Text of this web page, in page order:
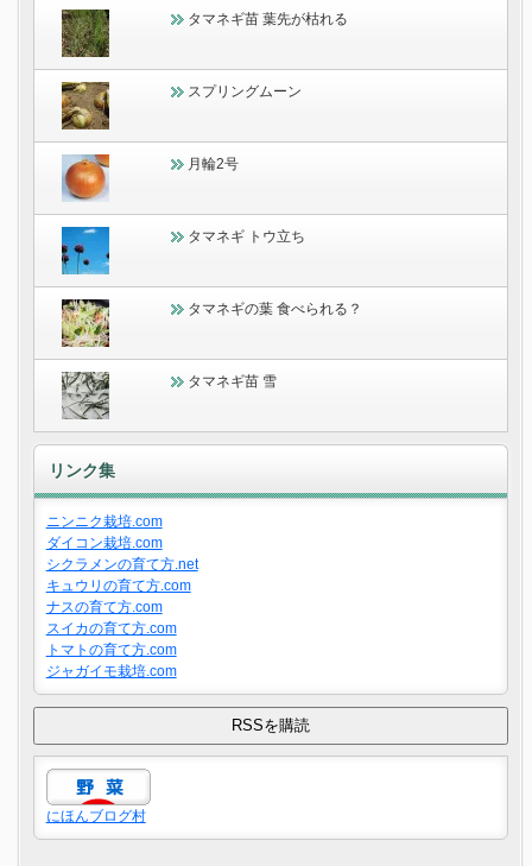
タマネギ苗 葉先が枯れる
スプリングムーン
月輪2号
タマネギ トウ立ち
タマネギの葉 食べられる？
タマネギ苗 雪
リンク集
ニンニク栽培.com
ダイコン栽培.com
シクラメンの育て方.net
キュウリの育て方.com
ナスの育て方.com
スイカの育て方.com
トマトの育て方.com
ジャガイモ栽培.com
にほんブログ村